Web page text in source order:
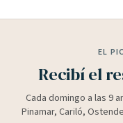
EL
Recibí el
Cada domingo a las 9
Pinamar, Cariló,